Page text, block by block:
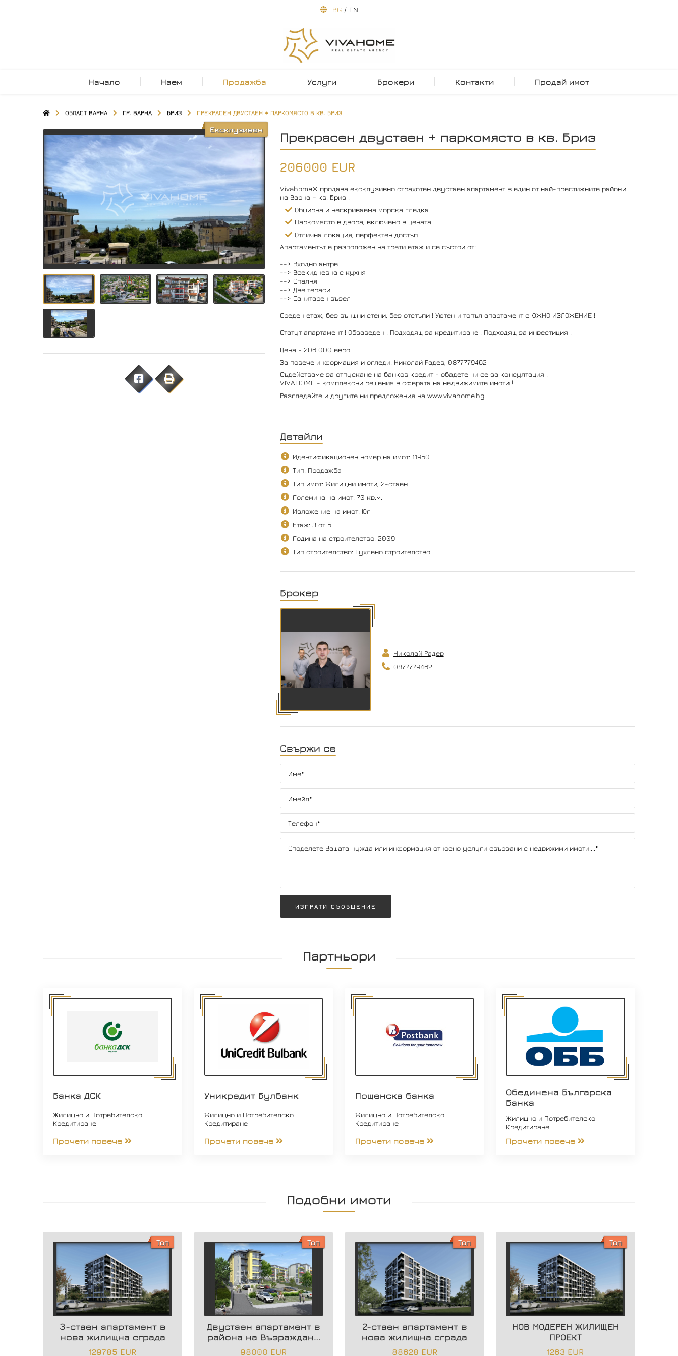
BG / EN
Начало Наем Продажба Услуги Брокери Контакти Продай имот
ОБЛАСТ ВАРНА ГР. ВАРНА БРИЗ ПРЕКРАСЕН ДВУСТАЕН + ПАРКОМЯСТО В КВ. БРИЗ
Ексклузивен Прекрасен двустаен + паркомясто в кв. Бриз
206000 EUR
Vivahome® продава ексклузивно страхотен двустаен апартамент в един от най-престижните райони
на Варна – кв. Бриз !
Обширна и нескриваема морска гледка
Паркомясто в двора, включено в цената
Отлична локация, перфектен достъп
Апартаментът е разположен на трети етаж и се състои от:
--> Входно антре
--> Всекидневна с кухня
--> Спалня
--> Две тераси
--> Санитарен възел
Среден етаж, без външни стени, без отстъпи ! Уютен и топъл апартамент с ЮЖНО ИЗЛОЖЕНИЕ !
Статут апартамент ! Обзаведен ! Подходящ за кредитиране ! Подходящ за инвестиция !
Цена - 206 000 евро
За повече информация и огледи: Николай Радев, 0877779462
Съдействаме за отпускане на банков кредит - обадете ни се за консултация !
VIVAHOME - комплексни решения в сферата на недвижимите имоти !
Разгледайте и другите ни предложения на www.vivahome.bg
Детайли
Идентификационен номер на имот: 11950
Тип: Продажба
Тип имот: Жилищни имоти, 2-стаен
Големина на имот: 70 кв.м.
Изложение на имот: Юг
Етаж: 3 от 5
Година на строителство: 2009
Тип строителство: Тухлено строителство
Брокер
Николай Радев
0877779462
Свържи се
ИЗПРАТИ СЪОБЩЕНИЕ
Партньори
Банка ДСК
Жилищно и Потребителско
Кредитиране
Прочети повече
Уникредит Булбанк
Жилищно и Потребителско
Кредитиране
Прочети повече
Пощенска банка
Жилищно и Потребителско
Кредитиране
Прочети повече
Обединена Българска
Банка
Жилищно и Потребителско
Кредитиране
Прочети повече
Подобни имоти
Топ
3-стаен апартамент в
нова жилищна сграда
129785 EUR
Топ
Двустаен апартамент в
района на Възраждане
3
98000 EUR
Топ
2-стаен апартамент в
нова жилищна сграда
88628 EUR
Топ
НОВ МОДЕРЕН ЖИЛИЩЕН
ПРОЕКТ
1263 EUR